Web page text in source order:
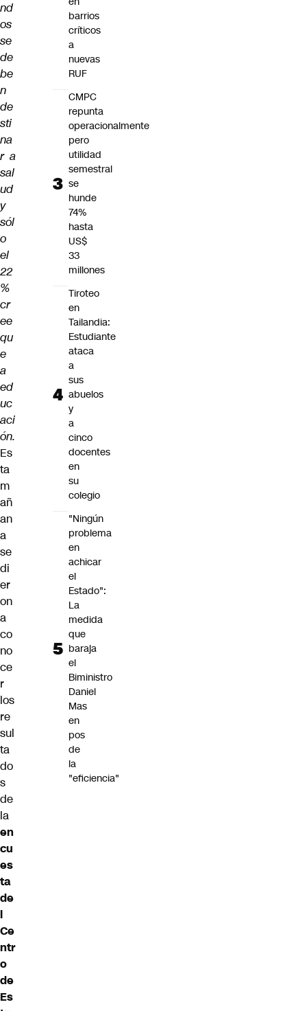
nd
os
se
de
be
n
de
sti
na
r a
sal
ud
y
sól
o
el
22
%
cr
ee
qu
e
a
ed
uc
aci
ón.
Es
ta
m
añ
an
a
se
di
er
on
a
co
no
ce
r
los
re
sul
ta
do
s
de
la
en
cu
es
ta
de
l
Ce
ntr
o
de
Es
barrios
críticos
a
nuevas
RUF
CMPC
repunta
operacionalmente
pero
utilidad
semestral
se
hunde
74%
hasta
US$
33
millones
Tiroteo
en
Tailandia:
Estudiante
ataca
a
sus
abuelos
y
a
cinco
docentes
en
su
colegio
"Ningún
problema
en
achicar
el
Estado":
La
medida
que
baraja
el
Biministro
Daniel
Mas
en
pos
de
la
"eficiencia"